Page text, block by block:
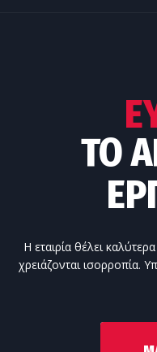
ΤΟ
Η εταιρία θέλει
χρειάζονται ισορροπία.